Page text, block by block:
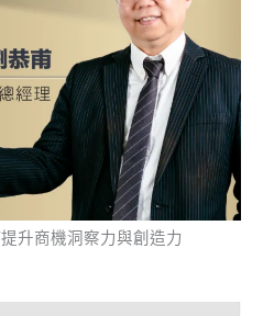
升商機洞察力與創造力